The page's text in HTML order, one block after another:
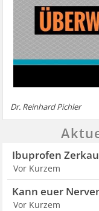
Dr. Reinhard Pichler
Ibuprofen
Vor Kurzem
Kann euer
Vor Kurzem